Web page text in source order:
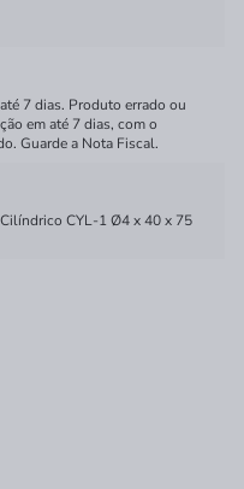
7 dias. Produto errado ou
em até 7 dias, com o
Guarde a Nota Fiscal.
CYL-1 Ø4 x 40 x 75